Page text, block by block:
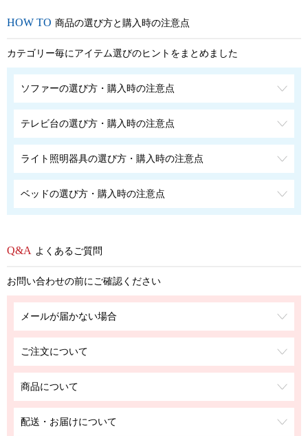
商品の選び方と購入時の注意点
カテゴリー毎にアイテム選びのヒントをまとめました
ソファーの選び方・購入時の注意点
テレビ台の選び方・購入時の注意点
ライト照明器具の選び方・購入時の注意点
ベッドの選び方・購入時の注意点
よくあるご質問
お問い合わせの前にご確認ください
メールが届かない場合
ご注文について
商品について
配送・お届けについて